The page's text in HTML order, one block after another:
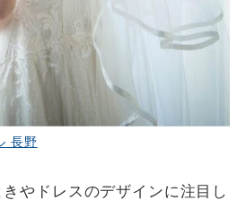
長野
やドレスのデザインに注目し